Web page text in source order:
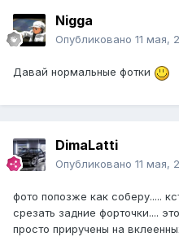
Nigga
Опубликовано 11 мая,
Давай нормальные фотки
DimaLatti
Опубликовано 11 мая,
фото попозже как соберу.....
срезать задние форточки....
просто приручены на